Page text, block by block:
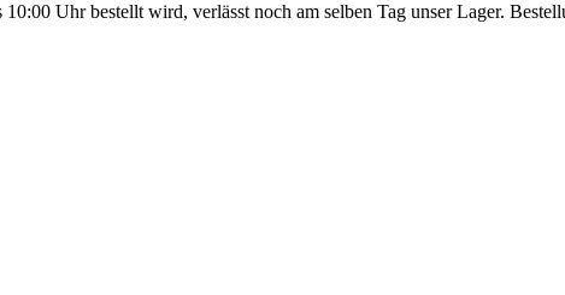
Uhr bestellt wird, verlässt noch am selben Tag unser Lager.